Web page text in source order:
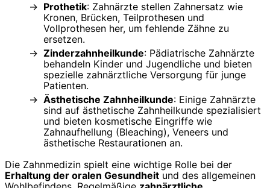
Prothetik: Zahnärzte stellen Zahnersatz wie
Kronen, Brücken, Teilprothesen und
Vollprothesen her, um fehlende Zähne zu
ersetzen.
Zinderzahnheilkunde: Pädiatrische Zahnärzte
behandeln Kinder und Jugendliche und bieten
spezielle zahnärztliche Versorgung für junge
Patienten.
Ästhetische Zahnheilkunde: Einige Zahnärzte
sind auf ästhetische Zahnheilkunde spezialisiert
und bieten kosmetische Eingriffe wie
Zahnaufhellung (Bleaching), Veneers und
ästhetische Restaurationen an.
Die Zahnmedizin spielt eine wichtige Rolle bei der
Erhaltung der oralen Gesundheit und des allgemeinen